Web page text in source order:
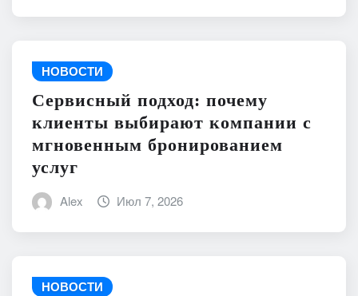
НОВОСТИ
Сервисный подход: почему
клиенты выбирают компании с
мгновенным бронированием
услуг
Alex Июл 7, 2026
НОВОСТИ